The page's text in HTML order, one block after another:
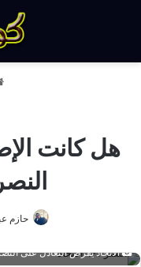
هل كانت
حازم
الاتحاد يفرض التعادل على